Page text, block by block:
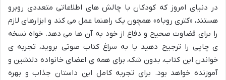
در دنیای امروز که کودکان با چالش های اطلاعاتی متعددی روبرو
هستند، «کتری روباه» همچون یک راهنما عمل می کند و ابزارهای لازم
را برای قضاوت صحیح و دفاع از خود به آن ها می دهد. خواه نسخه
ی چاپی را ترجیح دهید یا به سراغ کتاب صوتی بروید، تجربه ی
خواندن این کتاب، بدون شک، برای همه ی اعضای خانواده دلنشین و
آموزنده خواهد بود. برای تجربه کامل این داستان جذاب و بهره